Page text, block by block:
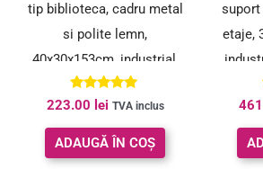
tip biblioteca, cadru metal
si polite lemn,
40x30x153cm, industrial,
maro rustic si negru
Evaluat la
5.00
din 5
223.00 lei TVA inclus
ADAUGĂ ÎN COȘ
suport
etaje,